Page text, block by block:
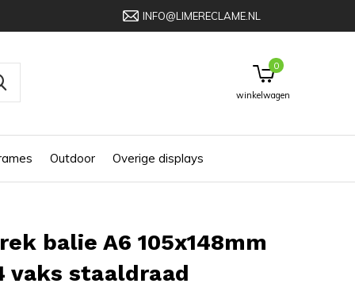
INFO@LIMERECLAME.NL
Outdoor Overige displays
winkelwagen
0
balie A6 105x148mm
vaks staaldraad